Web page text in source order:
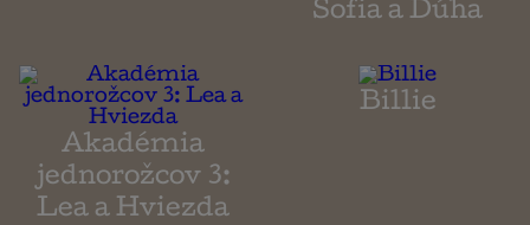
Sofia a Dúha
Akadémia
jednorožcov 3:
Lea a Hviezda
Billie